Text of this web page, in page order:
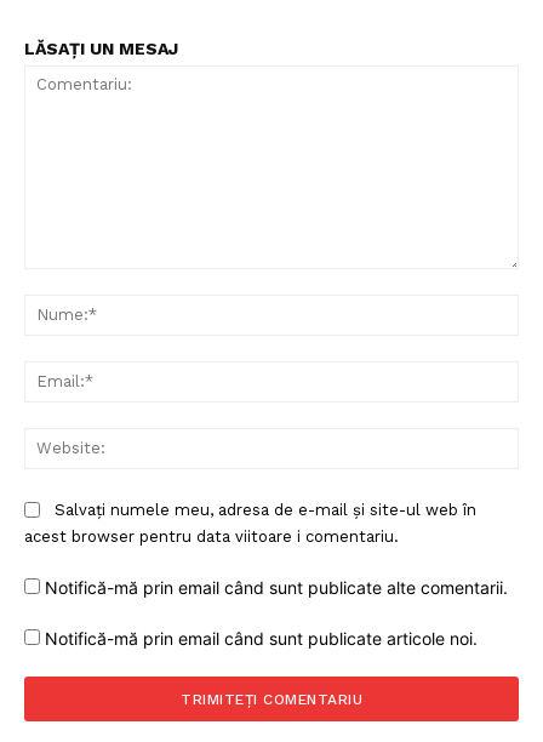
LĂSAȚI UN MESAJ
Salvați numele meu, adresa de e-mail și site-ul web în
acest browser pentru data viitoare i comentariu.
Notifică-mă prin email când sunt publicate alte comentarii.
Notifică-mă prin email când sunt publicate articole noi.